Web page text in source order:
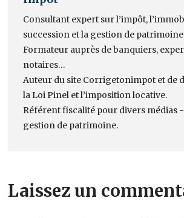
Consultant expert sur l’impôt,
succession et la gestion de
Formateur auprès de banquiers,
notaires…
Auteur du site Corrigetonimpot et de
la Loi Pinel et l’imposition locative.
Référent fiscalité pour divers médias
gestion de patrimoine.
Laissez un